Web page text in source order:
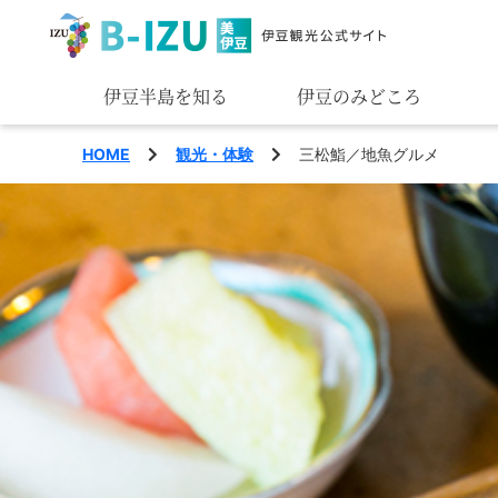
伊豆半島を知る 伊豆のみどころ
みる
あじわう
HOME 観光・体験 三松鮨／地魚グルメ